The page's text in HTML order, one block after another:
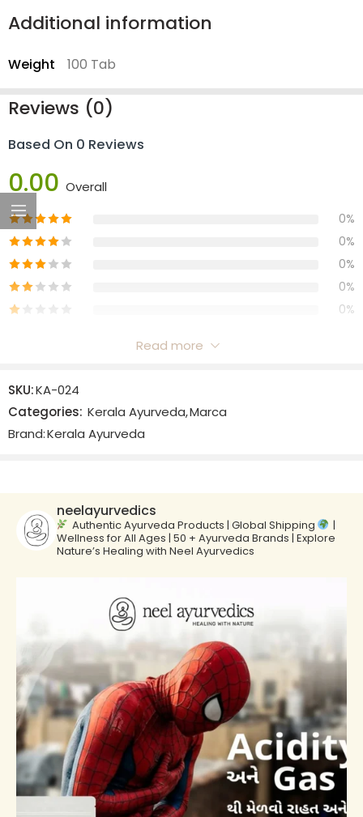
Additional information
Weight 100 Tab
Reviews (0)
Based On 0 Reviews
0.00 Overall
0%
0%
0%
0%
0%
There are no reviews yet.
Read more
SKU:KA-024
Categories: Kerala Ayurveda,Marca
Brand:Kerala Ayurveda
neelayurvedics
Authentic Ayurveda Products | Global Shipping
|
Wellness for All Ages | 50 + Ayurveda Brands | Explore
Nature’s Healing with Neel Ayurvedics